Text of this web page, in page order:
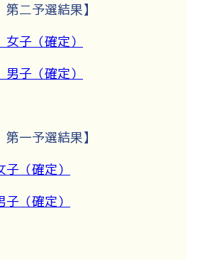
二予選結果】
子（確定）
子（確定）
一予選結果】
（確定）
（確定）